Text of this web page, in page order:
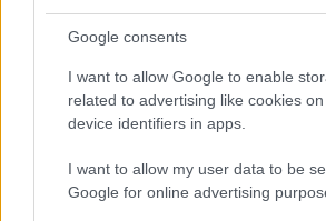
Google consents
I want to allow Google to enable
related to advertising like cookies
device identifiers in apps.
I want to allow my user data to be
Google for online advertising
A Szolnoki Sportcentrum
létszámú válogatott utazik az
világbajnokságra
Minden idők egyik legnépesebb magyar
képviselteti magát a hazai atlétika a jövő